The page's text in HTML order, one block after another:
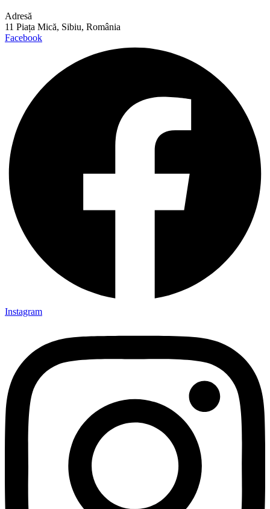
Adresă
11 Piața Mică, Sibiu, România
Facebook
Instagram